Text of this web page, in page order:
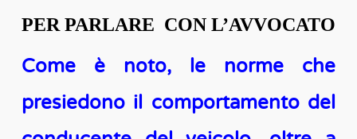
PER PARLARE CON L’AVVOCATO
Come è noto, le norme che
presiedono il comportamento del